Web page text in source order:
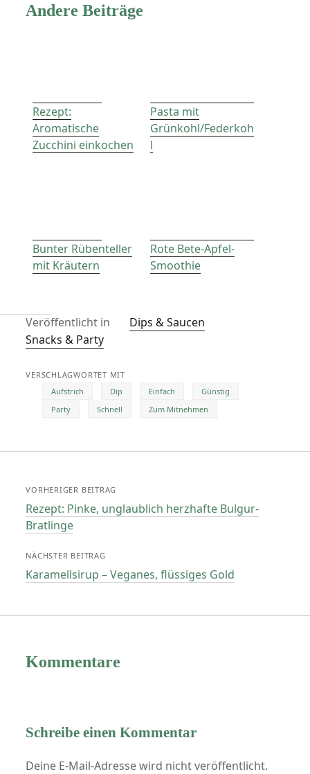
Andere Beiträge
Rezept:
Aromatische
Zucchini einkochen
Pasta mit
Grünkohl/Federkoh
l
Bunter Rübenteller
mit Kräutern
Rote Bete-Apfel-
Smoothie
Veröffentlicht in
Dips & Saucen
Snacks & Party
VERSCHLAGWORTET MIT
Aufstrich
Dip Einfach
Günstig
Party
Schnell Zum Mitnehmen
VORHERIGER BEITRAG
Rezept: Pinke, unglaublich herzhafte Bulgur-
Bratlinge
NÄCHSTER BEITRAG
Karamellsirup – Veganes, flüssiges Gold
Kommentare
Schreibe einen Kommentar
Deine E-Mail-Adresse wird nicht veröffentlicht.